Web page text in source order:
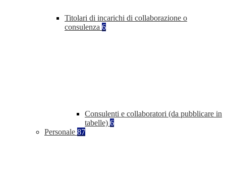
Titolari di incarichi di collaborazione o
consulenza 6
Consulenti e collaboratori (da pubblicare in
tabelle) 6
Personale 87